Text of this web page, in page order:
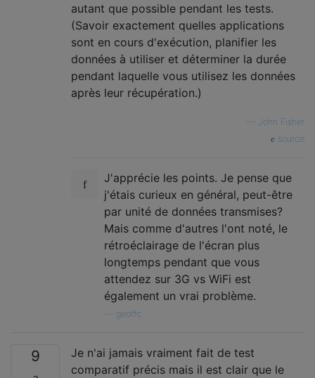
autant que possible pendant les tests.
(Savoir exactement quelles applications
sont en cours d'exécution, planifier les
données à utiliser et déterminer la durée
pendant laquelle vous utilisez les données
après leur récupération.)
John Fisher
source
J'apprécie les points. Je pense que
j'étais curieux en général, peut-être
par unité de données transmises?
Mais comme d'autres l'ont noté, le
rétroéclairage de l'écran plus
longtemps pendant que vous
attendez sur 3G vs WiFi est
également un vrai problème.
geoffc
9
Je n'ai jamais vraiment fait de test
comparatif précis mais il est clair que le